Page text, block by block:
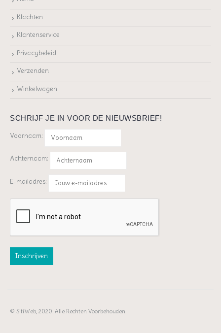
Klachten
Klantenservice
Privacybeleid
Verzenden
Winkelwagen
SCHRIJF JE IN VOOR DE NIEUWSBRIEF!
Voornaam:
Achternaam:
E-mailadres:
© SitiWeb, 2020. Alle Rechten Voorbehouden.